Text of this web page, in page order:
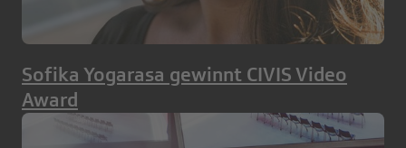
Sofika Yogarasa gewinnt CIVIS Video
Award